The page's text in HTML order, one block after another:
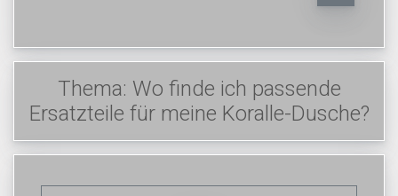
Thema: Wo finde ich passende
Ersatzteile für meine Koralle-Dusche?